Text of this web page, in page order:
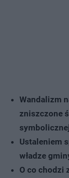
Wandalizm
zniszczone
Ustaleniem
władze
O co chodzi